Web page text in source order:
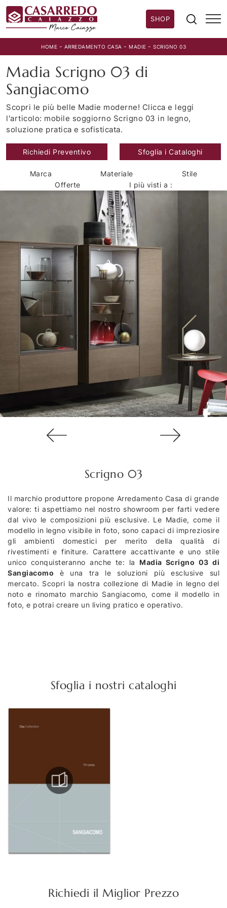
SHOP
HOME - ARREDAMENTO CASA - MADIE - SCRIGNO 03
Madia Scrigno 03 di
Sangiacomo
Scopri le più belle Madie moderne! Clicca e leggi
l'articolo: mobile soggiorno Scrigno 03 in legno,
soluzione pratica e sofisticata.
Richiedi Preventivo Sfoglia i Cataloghi
Marca Materiale
Stile
Offerte
I più visti a :
Scrigno 03
Il marchio produttore propone Arredamento Casa di grande
valore: ti aspettiamo nel nostro showroom per farti vedere
dal vivo le composizioni più esclusive. Le Madie, come il
modello in legno visibile in foto, sono capaci di impreziosire
gli ambienti domestici per merito della qualità di
rivestimenti e finiture. Carattere accattivante e uno stile
unico conquisteranno anche te: la Madia Scrigno 03 di
Sangiacomo è una tra le soluzioni più esclusive sul
mercato. Scopri la nostra collezione di Madie in legno del
noto e rinomato marchio Sangiacomo, come il modello in
foto, e potrai creare un living pratico e operativo.
Sfoglia i nostri cataloghi
Richiedi il Miglior Prezzo